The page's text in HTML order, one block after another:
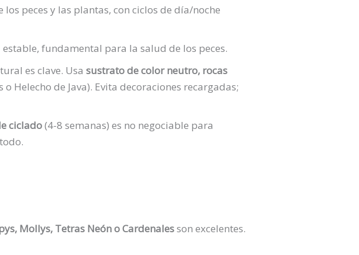
peces y las plantas, con ciclos de día/noche
fundamental para la salud de los peces.
es clave. Usa sustrato de color neutro, rocas
Helecho de Java). Evita decoraciones recargadas;
ciclado(4-8 semanas) es no negociable para
Mollys, Tetras Neón o Cardenalesson excelentes.